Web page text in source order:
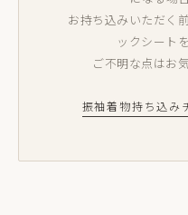
お持ち込みいただく
ックシート
ご不明な点はお
振袖着物持ち込